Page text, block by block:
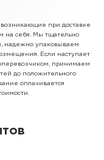
возникающие при доставке
на себя. Мы тщательно
надежно упаковываем
Если наступает
принимаем
до положительного
оплачивается